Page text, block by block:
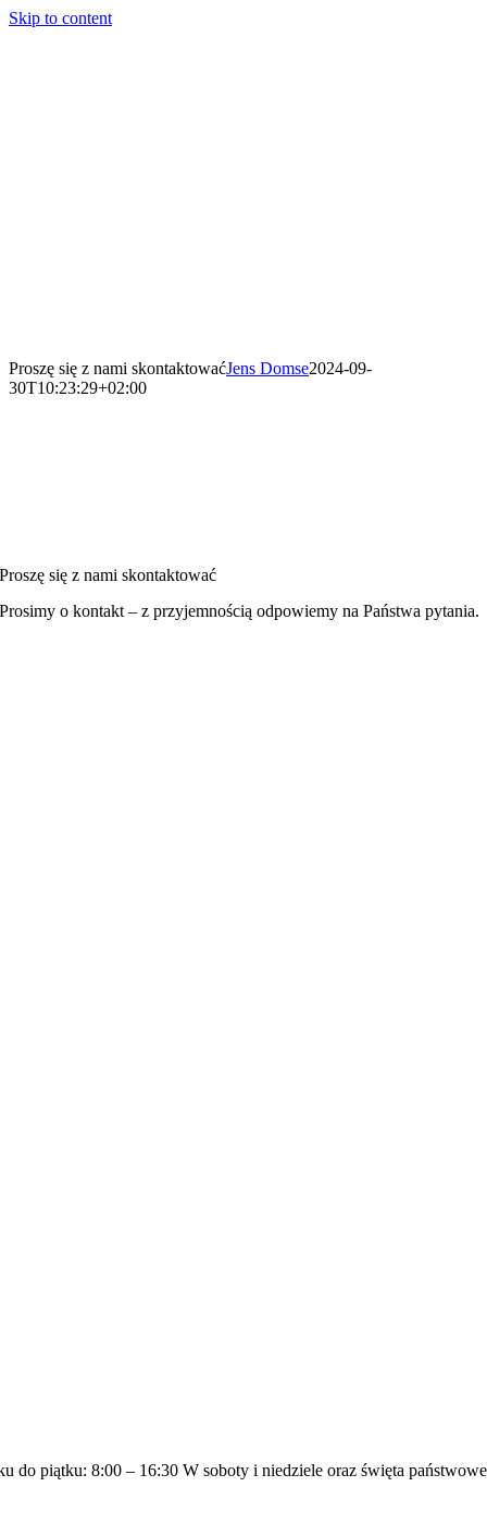
Skip to content
Proszę się z nami skontaktowaćJens Domse2024-09-
30T10:23:29+02:00
Proszę się z nami skontaktować
Prosimy o kontakt – z przyjemnością odpowiemy na Państwa pytania.
do piątku: 8:00 – 16:30 W soboty i niedziele oraz święta